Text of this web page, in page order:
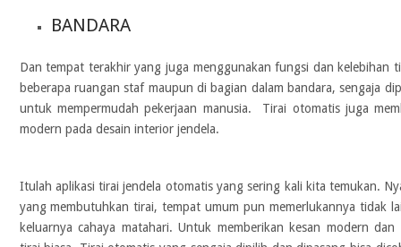
BANDARA
Dan tempat terakhir yang juga menggunakan fungsi dan kelebihan
beberapa ruangan staf maupun di bagian dalam bandara, sengaja
untuk mempermudah pekerjaan manusia. Tirai otomatis juga
modern pada desain interior jendela.
Itulah aplikasitirai jendela otomatisyang sering kali kita temukan.
yang membutuhkan tirai, tempat umum pun memerlukannya tidak
keluarnya cahaya matahari. Untuk memberikan kesan modern